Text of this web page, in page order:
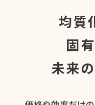
均質
固
未来